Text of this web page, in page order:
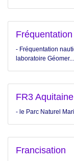
Fréquentation
- Fréquentation
laboratoire Géomer...
FR3 Aquitaine
- le Parc Naturel
Francisation